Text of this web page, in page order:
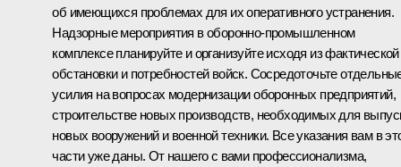
об имеющихся проблемах для их оперативного устранения.
Надзорные мероприятия в оборонно-промышленном
комплексе планируйте и организуйте исходя из фактической
обстановки и потребностей войск. Сосредоточьте
усилия на вопросах модернизации оборонных предприятий,
строительстве новых производств, необходимых для
новых вооружений и военной техники. Все указания вам в
части уже даны. От нашего с вами профессионализма,